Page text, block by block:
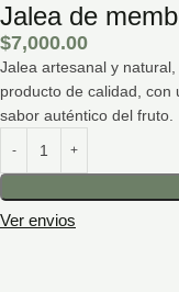
Jalea de
$7,000.00
Jalea artesanal y
producto de calidad, con
sabor auténtico del fruto.
Ver envios